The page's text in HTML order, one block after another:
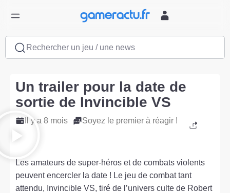
Rechercher un jeu / une news
Un trailer pour la date de
sortie de Invincible VS
Il y a 8 mois Soyez le premier à réagir !
Les amateurs de super-héros et de combats violents
peuvent encercler la date ! Le jeu de combat tant
attendu, Invincible VS, tiré de l’univers culte de Robert